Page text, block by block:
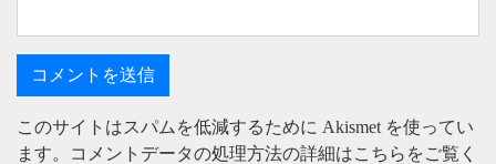
このサイトはスパムを低減するために Akismet を使ってい
ます。
コメントデータの処理方法の詳細はこちらをご覧く